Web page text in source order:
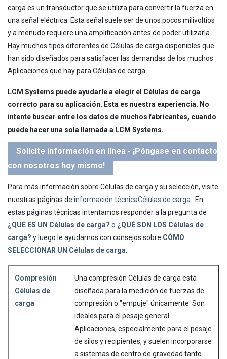
carga es un transductor que se utiliza para convertir la fuerza en
una señal eléctrica. Esta señal suele ser de unos pocos milivoltios
y a menudo requiere una amplificación antes de poder utilizarla.
Hay muchos tipos diferentes de Células de carga disponibles que
han sido diseñados para satisfacer las demandas de los muchos
Aplicaciones que hay para Células de carga.
LCM Systems puede ayudarle a elegir el Células de carga
correcto para su aplicación. Esta es nuestra experiencia. No
intente buscar entre los datos de muchos fabricantes, cuando
puede hacer una sola llamada a LCM Systems.
Solicite información en línea - ¡Póngase en contacto
con nosotros hoy mismo!
Para más información sobre Células de carga y su selección, visite
nuestras páginas de información técnicaCélulas de carga. En
estas páginas técnicas intentamos responder a la pregunta de
¿QUÉ ES UN Células de carga? o ¿QUÉ SON LOS Células de
carga? y luego le ayudamos con consejos sobre CÓMO
SELECCIONAR UN Células de carga.
Compresión
Células de
carga
Una compresión Células de carga está
diseñada para la medición de fuerzas de
compresión o "empuje" únicamente. Son
ideales para el pesaje general
Aplicaciones, especialmente para el pesaje
de silos y recipientes, y suelen incorporarse
a sistemas de centro de gravedad tanto